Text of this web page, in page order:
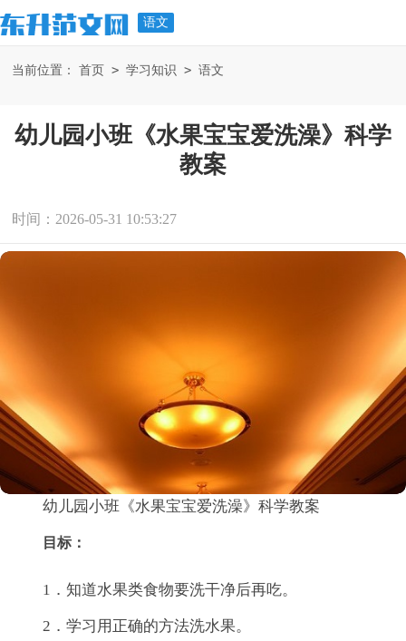
语文
当前位置： 首页 > 学习知识 > 语文
幼儿园小班《水果宝宝爱洗澡》科学
教案
时间：2026-05-31 10:53:27
幼儿园小班《水果宝宝爱洗澡》科学教案
目标：
1．知道水果类食物要洗干净后再吃。
2．学习用正确的方法洗水果。